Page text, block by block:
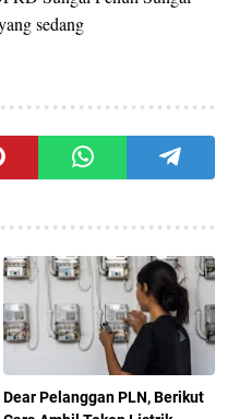
sedang
Dear Pelanggan PLN, Berikut